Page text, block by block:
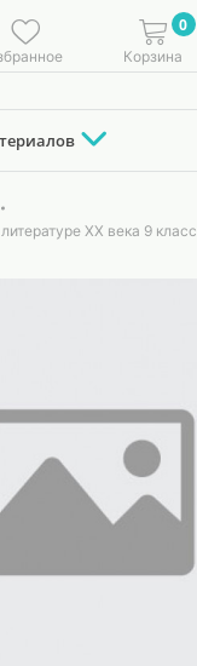
0
Корзина
ХХ века 9 класс